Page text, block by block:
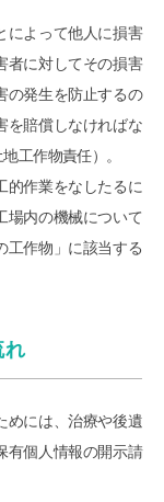
によって他人に損害
者に対してその損害
の発生を防止するの
を賠償しなければな
工作物責任）。
的作業をなしたるに
場内の機械について
工作物」に該当する
れ
めには、治療や後遺
有個人情報の開示請